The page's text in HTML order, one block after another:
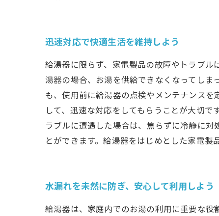
迅速対応で快適生活を維持しよう
給湯器に限らず、家電製品の故障やトラブ
湯器の場合、お湯を供給できなくなってし
も、使用前に給湯器の点検やメンテナンス
して、迅速な対応をしてもらうことが大切
ラブルに遭遇した場合は、焦らずに冷静に
とができます。給湯器をはじめとした家電製
水漏れを未然に防ぎ、安心して利用しよう
給湯器は、家庭内でのお湯の利用に重要な